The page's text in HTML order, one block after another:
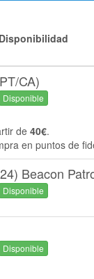
Disponibilidad
CA)
Disponible
de 40€.
en puntos de
Beacon
Disponible
Disponible